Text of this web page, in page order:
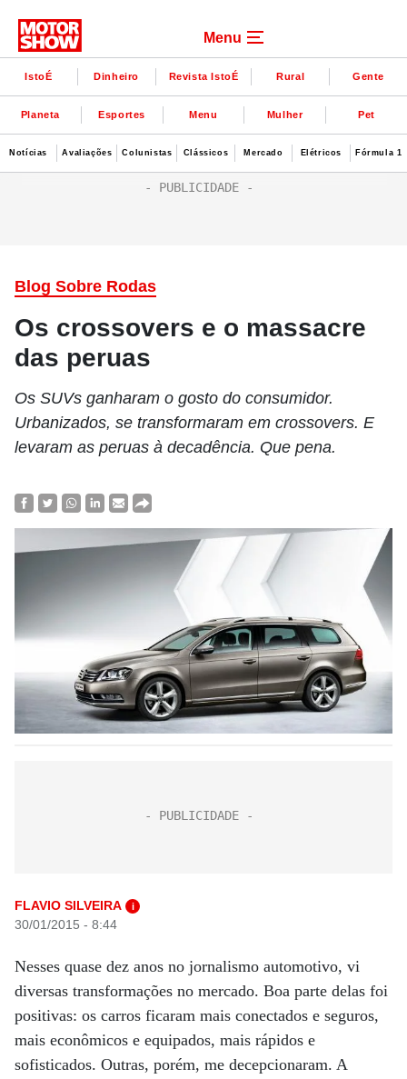
Menu
IstoÉ Dinheiro Revista IstoÉ Rural Gente
Planeta Esportes Menu Mulher Pet
Notícias Avaliações Colunistas Clássicos Mercado Elétricos Fórmula 1
Blog Sobre Rodas
Os crossovers e o massacre
das peruas
Os SUVs ganharam o gosto do consumidor.
Urbanizados, se transformaram em crossovers. E
levaram as peruas à decadência. Que pena.
FLAVIO SILVEIRA i
30/01/2015 - 8:44
Nesses quase dez anos no jornalismo automotivo, vi
diversas transformações no mercado. Boa parte delas foi
positivas: os carros ficaram mais conectados e seguros,
mais econômicos e equipados, mais rápidos e
sofisticados. Outras, porém, me decepcionaram. A